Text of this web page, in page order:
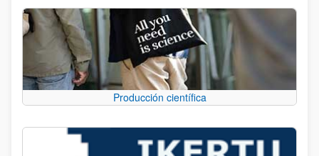
Producción científica